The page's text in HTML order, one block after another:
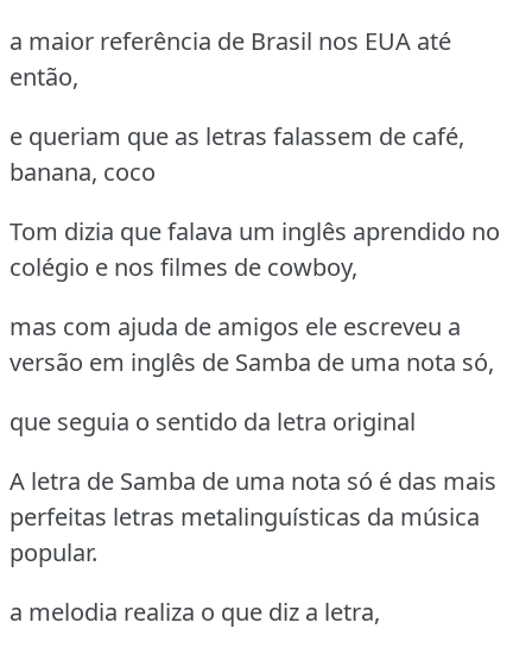
a maior referência de Brasil nos EUA até
então,
e queriam que as letras falassem de café,
banana, coco
Tom dizia que falava um inglês aprendido no
colégio e nos filmes de cowboy,
mas com ajuda de amigos ele escreveu a
versão em inglês de Samba de uma nota só,
que seguia o sentido da letra original
A letra de Samba de uma nota só é das mais
perfeitas letras metalinguísticas da música
popular.
a melodia realiza o que diz a letra,